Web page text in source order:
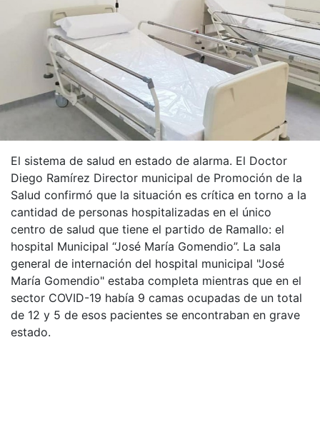
El sistema de salud en estado de alarma. El Doctor
Diego Ramírez Director municipal de Promoción de la
Salud confirmó que la situación es crítica en torno a la
cantidad de personas hospitalizadas en el único
centro de salud que tiene el partido de Ramallo: el
hospital Municipal “José María Gomendio”. La sala
general de internación del hospital municipal "José
María Gomendio" estaba completa mientras que en el
sector COVID-19 había 9 camas ocupadas de un total
de 12 y 5 de esos pacientes se encontraban en grave
estado.